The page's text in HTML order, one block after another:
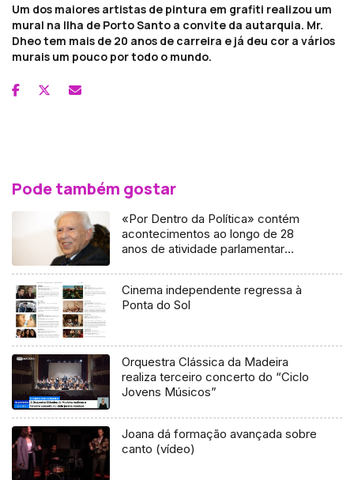
Um dos maiores artistas de pintura em grafiti realizou um
mural na Ilha de Porto Santo a convite da autarquia. Mr.
Dheo tem mais de 20 anos de carreira e já deu cor a vários
murais um pouco por todo o mundo.
Pode também gostar
«Por Dentro da Política» contém
acontecimentos ao longo de 28
anos de atividade parlamentar
Cinema independente regressa à
Ponta do Sol
Orquestra Clássica da Madeira
realiza terceiro concerto do “Ciclo
Jovens Músicos”
Joana dá formação avançada sobre
canto (vídeo)